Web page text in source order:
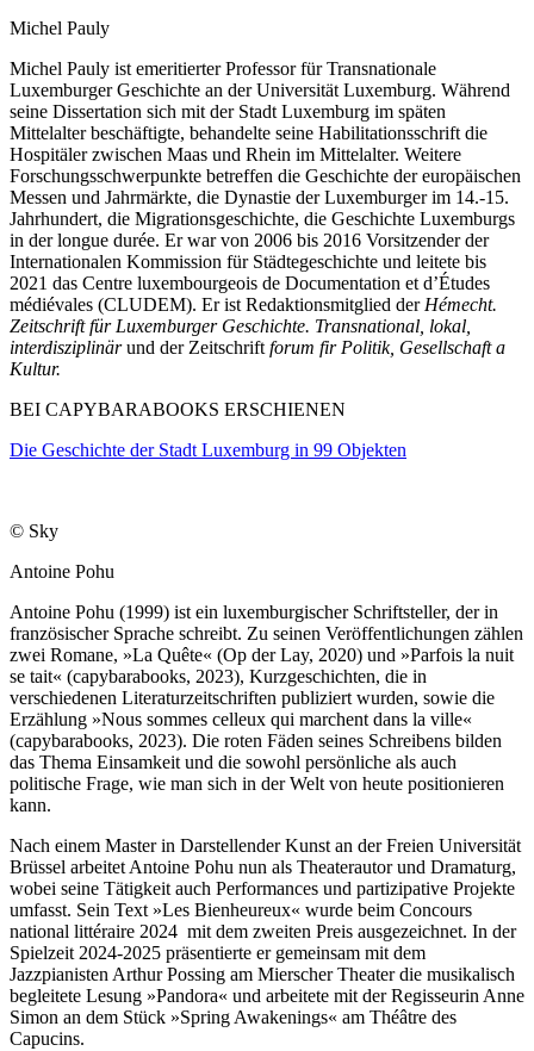
Michel Pauly
Michel Pauly ist emeritierter Professor für Transnationale
Luxemburger Geschichte an der Universität Luxemburg. Während
seine Dissertation sich mit der Stadt Luxemburg im späten
Mittelalter beschäftigte, behandelte seine Habilitationsschrift die
Hospitäler zwischen Maas und Rhein im Mittelalter. Weitere
Forschungsschwerpunkte betreffen die Geschichte der europäischen
Messen und Jahrmärkte, die Dynastie der Luxemburger im 14.-15.
Jahrhundert, die Migrationsgeschichte, die Geschichte Luxemburgs
in der longue durée. Er war von 2006 bis 2016 Vorsitzender der
Internationalen Kommission für Städtegeschichte und leitete bis
2021 das Centre luxembourgeois de Documentation et d’Études
médiévales (CLUDEM). Er ist Redaktionsmitglied der Hémecht.
Zeitschrift für Luxemburger Geschichte. Transnational, lokal,
interdisziplinärund der Zeitschrift forum fir Politik, Gesellschaft a
Kultur.
BEI CAPYBARABOOKS ERSCHIENEN
Die Geschichte der Stadt Luxemburg in 99 Objekten
© Sky
Antoine Pohu
Antoine Pohu (1999) ist ein luxemburgischer Schriftsteller, der in
französischer Sprache schreibt. Zu seinen Veröffentlichungen zählen
zwei Romane, »La Quête« (Op der Lay, 2020) und »Parfois la nuit
se tait« (capybarabooks, 2023), Kurzgeschichten, die in
verschiedenen Literaturzeitschriften publiziert wurden, sowie die
Erzählung »Nous sommes celleux qui marchent dans la ville«
(capybarabooks, 2023). Die roten Fäden seines Schreibens bilden
das Thema Einsamkeit und die sowohl persönliche als auch
politische Frage, wie man sich in der Welt von heute positionieren
kann.
Nach einem Master in Darstellender Kunst an der Freien Universität
Brüssel arbeitet Antoine Pohu nun als Theaterautor und Dramaturg,
wobei seine Tätigkeit auch Performances und partizipative Projekte
umfasst. Sein Text »Les Bienheureux« wurde beim Concours
national littéraire 2024 mit dem zweiten Preis ausgezeichnet. In der
Spielzeit 2024-2025 präsentierte er gemeinsam mit dem
Jazzpianisten Arthur Possing am Mierscher Theater die musikalisch
begleitete Lesung »Pandora« und arbeitete mit der Regisseurin Anne
Simon an dem Stück »Spring Awakenings« am Théâtre des
Capucins.